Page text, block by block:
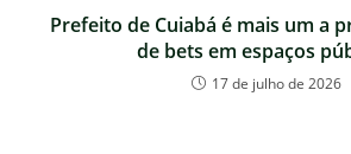
Prefeito de Cuiabá é mais um a
de bets em espaços
17 de julho de 2026